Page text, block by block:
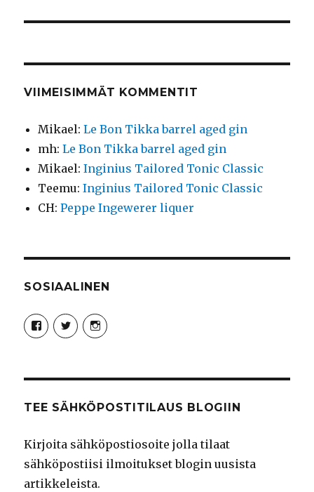
VIIMEISIMMÄT KOMMENTIT
Mikael:Le Bon Tikka barrel aged gin
mh:Le Bon Tikka barrel aged gin
Mikael:Inginius Tailored Tonic Classic
Teemu:Inginius Tailored Tonic Classic
CH:Peppe Ingewerer liquer
SOSIAALINEN
Näytä
Syncro89Photography:n
profiili
Näytä
MikaelJohnsson:n
profiili
Näytä
syncro89:n
TEE SÄHKÖPOSTITILAUS BLOGIIN
Kirjoita sähköpostiosoite jolla tilaat
sähköpostiisi ilmoitukset blogin uusista
artikkeleista.